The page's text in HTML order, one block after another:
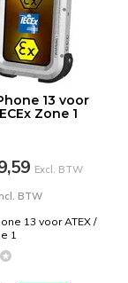
13 voor
Zone 1
Excl. BTW
BTW
13 voor ATEX /
1